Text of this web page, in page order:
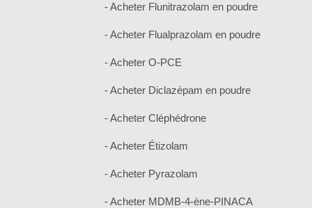
- Acheter Flunitrazolam en poudre
- Acheter Flualprazolam en poudre
- Acheter O-PCE
- Acheter Diclazépam en poudre
- Acheter Cléphédrone
- Acheter Étizolam
- Acheter Pyrazolam
- Acheter MDMB-4-ène-PINACA